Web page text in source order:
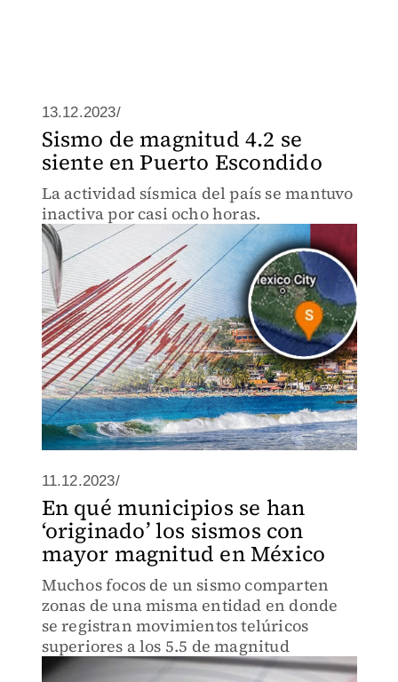
13.12.2023/
Sismo de magnitud 4.2 se
siente en Puerto Escondido
La actividad sísmica del país se mantuvo
inactiva por casi ocho horas.
11.12.2023/
En qué municipios se han
‘originado’ los sismos con
mayor magnitud en México
Muchos focos de un sismo comparten
zonas de una misma entidad en donde
se registran movimientos telúricos
superiores a los 5.5 de magnitud